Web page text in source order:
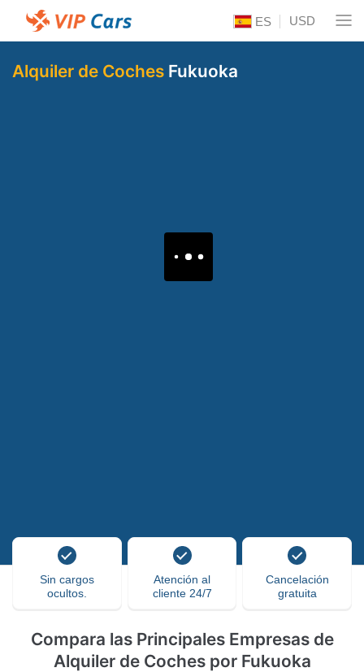
ES USD
Alquiler de Coches Fukuoka
Sin cargos
ocultos.
Atención al
cliente 24/7
Cancelación
gratuita
Compara las Principales Empresas de
Alquiler de Coches por Fukuoka